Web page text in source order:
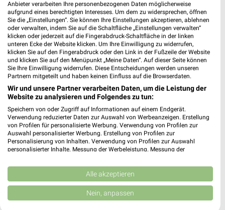
476,49 km
Woolworth Rüsselsheim
Löwenstr. 27
65428 Rüsselsheim
Heute 09:00 - 16:00 Uhr | Geschlossen
446,60 km
Woolworth Kaiserslautern
Mannheimer Str. 234
67657 Kaiserslautern
Anbieter verarbeiten Ihre personenbezogenen Daten möglicherweise
aufgrund eines berechtigten Interesses. Um dem zu widersprechen, öffnen
Sie die „Einstellungen“. Sie können Ihre Einstellungen akzeptieren, ablehnen
oder verwalten, indem Sie auf die Schaltfläche „Einstellungen verwalten“
klicken oder jederzeit auf die Fingerabdruck-Schaltfläche in der linken
unteren Ecke der Website klicken. Um Ihre Einwilligung zu widerrufen,
klicken Sie auf den Fingerabdruck oder den Link in der Fußzeile der Website
und klicken Sie auf den Menüpunkt „Meine Daten“. Auf dieser Seite können
Sie Ihre Einwilligung widerrufen. Diese Entscheidungen werden unseren
Partnern mitgeteilt und haben keinen Einfluss auf die Browserdaten.
Wir und unsere Partner verarbeiten Daten, um die Leistung der
Website zu analysieren und Folgendes zu tun:
Speichern von oder Zugriff auf Informationen auf einem Endgerät.
Verwendung reduzierter Daten zur Auswahl von Werbeanzeigen. Erstellung
von Profilen für personalisierte Werbung. Verwendung von Profilen zur
Auswahl personalisierter Werbung. Erstellung von Profilen zur
Personalisierung von Inhalten. Verwendung von Profilen zur Auswahl
personalisierter Inhalte. Messung der Werbeleistung. Messung der
Kombinationen von Daten aus verschiedenen Quellen. Entwicklung und
Verbesserung der Angebote. Verwendung reduzierter Daten zur Auswahl
von Inhalten.
Daten können außerhalb der Europäischen Union weitergegeben und in die
USA gesendet werden.
Alle akzeptieren
Nein, anpassen